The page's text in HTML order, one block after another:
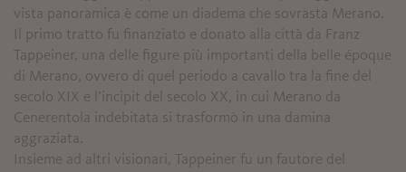
vista panoramica è come un diadema che sovrasta Merano.
Il primo tratto fu finanziato e donato alla città da Franz
Tappeiner, una delle figure più importanti della belle époque
di Merano, ovvero di quel periodo a cavallo tra la fine del
secolo XIX e l’incipit del secolo XX, in cui Merano da
Cenerentola indebitata si trasformò in una damina
aggraziata.
Insieme ad altri visionari, Tappeiner fu un fautore del